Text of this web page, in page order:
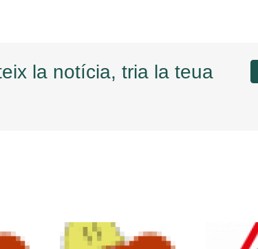
la notícia, tria la teua